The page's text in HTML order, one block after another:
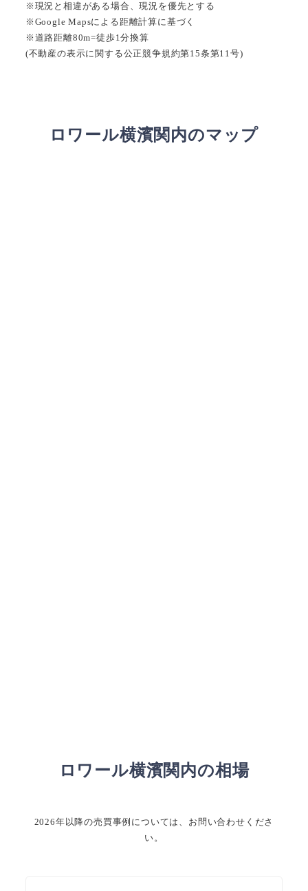
※現況と相違がある場合、現況を優先とする
※Google Mapsによる距離計算に基づく
※道路距離80m=徒歩1分換算
(不動産の表示に関する公正競争規約第15条第11号)
ロワール横濱関内のマップ
ロワール横濱関内の相場
2026年以降の売買事例については、お問い合わせくださ
い。